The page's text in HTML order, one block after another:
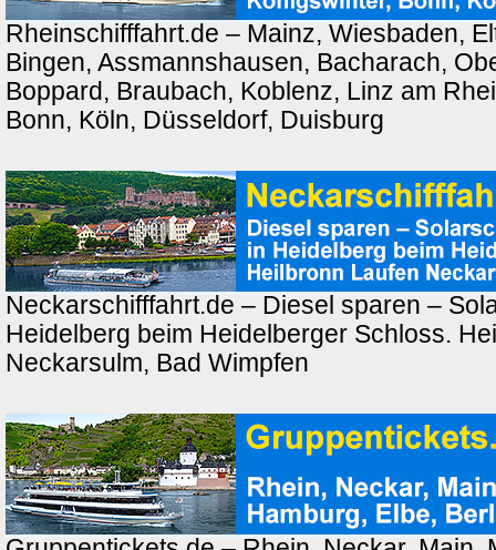
Rheinschifffahrt.de – Mainz, Wiesbaden,
Bingen, Assmannshausen, Bacharach,
Boppard, Braubach, Koblenz, Linz am
Bonn, Köln, Düsseldorf, Duisburg
Neckarschifffahrt.de – Diesel sparen –
Heidelberg beim Heidelberger Schloss.
Neckarsulm, Bad Wimpfen